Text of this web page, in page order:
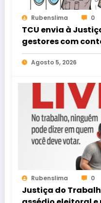
Rubenslima 0
TCU envia à
gestores com
Agosto 5, 2026
Rubenslima 0
Justiça do